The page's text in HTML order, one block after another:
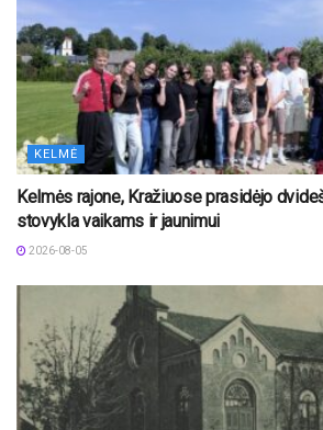
KELMĖ
Kelmės rajone, Kražiuose prasidėjo
stovykla vaikams ir jaunimui
2026-08-05